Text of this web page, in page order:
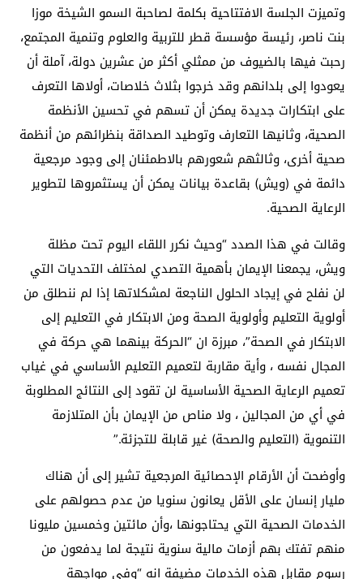
وتميزت الجلسة الافتتاحية بكلمة لصاحبة السمو الشيخة موزا
بنت ناصر، رئيسة مؤسسة قطر للتربية والعلوم وتنمية المجتمع،
رحبت فيها بالضيوف من ممثلي أكثر من عشرين دولة، آملة أن
يعودوا إلى بلدانهم وقد خرجوا بثلاث خلاصات، أولاها التعرف
على ابتكارات جديدة يمكن أن تسهم في تحسين الأنظمة
الصحية، وثانيها التعارف وتوطيد الصداقة بنظرائهم من أنظمة
صحية أخرى، وثالثهم شعورهم بالاطمئنان إلى وجود مرجعية
دائمة في (ويش) بقاعدة بيانات يمكن أن يستثمروها لتطوير
الرعاية الصحية.
وقالت في هذا الصدد “وحيث نكرر اللقاء اليوم تحت مظلة
ويش، يجمعنا الإيمان بأهمية التصدي لمختلف التحديات التي
لن نفلح في إيجاد الحلول الناجعة لمشكلاتها إذا لم ننطلق من
أولوية التعليم وأولوية الصحة ومن الابتكار في التعليم إلى
الابتكار في الصحة”، مبرزة ان “الحركة بينهما هي حركة في
المجال نفسه ، وأية مقاربة لتعميم التعليم الأساسي في غياب
تعميم الرعاية الصحية الأساسية لن تقود إلى النتائج المطلوبة
في أي من المجالين ، ولا مناص من الإيمان بأن المتلازمة
التنموية (التعليم والصحة) غير قابلة للتجزئة.”
وأوضحت أن الأرقام الإحصائية المرجعية تشير إلى أن هناك
مليار إنسان على الأقل يعانون سنويا من عدم حصولهم على
الخدمات الصحية التي يحتاجونها ،وأن مائتين وخمسين مليونا
منهم تفتك بهم أزمات مالية سنوية نتيجة لما يدفعون من
رسوم مقابل هذه الخدمات مضيفة انه “وفي مواجهة